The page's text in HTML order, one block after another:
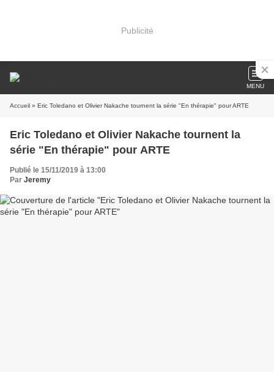
Publicité
MENU
Accueil » Eric Toledano et Olivier Nakache tournent la série "En thérapie" pour ARTE
Eric Toledano et Olivier Nakache tournent la
série "En thérapie" pour ARTE
Publié le 15/11/2019 à 13:00
Par Jeremy